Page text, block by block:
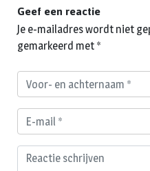
Geef een reactie
Je e-mailadres wordt niet
gemarkeerd met *